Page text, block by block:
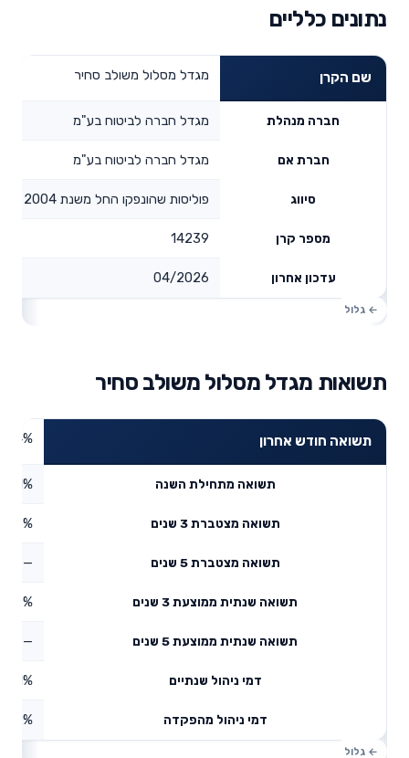
נתונים כלליים
שם הקרן מגדל מסלול משולב סחיר
חברה מנהלת מגדל חברה לביטוח בע"מ
חברת אם מגדל חברה לביטוח בע"מ
סיווג פוליסות שהונפקו החל משנת 2004
מספר קרן 14239
עדכון אחרון 04/2026
תשואות מגדל מסלול משולב סחיר
תשואה חודש אחרון
תשואה מתחילת השנה 4.91%
תשואה מצטברת 3 שנים
תשואה מצטברת 5 שנים —
תשואה שנתית ממוצעת 3 שנים
תשואה שנתית ממוצעת 5 שנים —
דמי ניהול שנתיים 1.01%
דמי ניהול מהפקדה